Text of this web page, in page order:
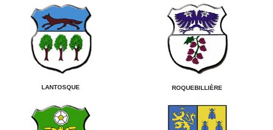
LANTOSQUE ROQUEBILLIÈRE